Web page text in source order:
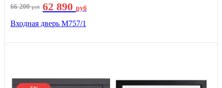
66 200руб 62 890 руб
Входная дверь М757/1